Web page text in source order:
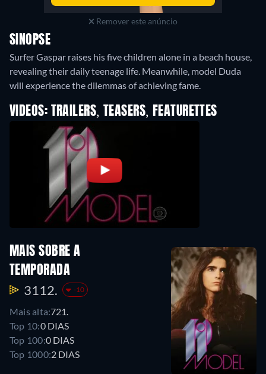
Remover este anúncio
SINOPSE
Surfer Gaspar raises his five children alone in a beach house,
revealing their daily teenage life. Meanwhile, model Duda
will experience the dilemmas of achieving fame.
VIDEOS: TRAILERS, TEASERS, FEATURETTES
MAIS SOBRE A
TEMPORADA
3112. -10
Mais alta:721.
Top 10:0 DIAS
Top 100:0 DIAS
Top 1000:2 DIAS